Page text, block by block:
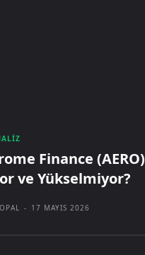
Finance
ve Yükselmiyor?
- 17 MAYIS 2026